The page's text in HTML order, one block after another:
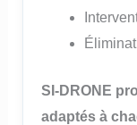
SI-DRONE
adaptés à